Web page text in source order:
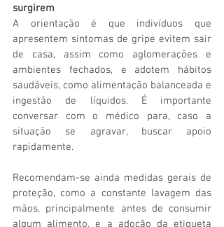
surgirem
A orientação é que indivíduos que
apresentem sintomas de gripe evitem sair
de casa, assim como aglomerações e
ambientes fechados, e adotem hábitos
saudáveis, como alimentação balanceada e
ingestão de líquidos. É importante
conversar com o médico para, caso a
situação se agravar, buscar apoio
rapidamente.
Recomendam-se ainda medidas gerais de
proteção, como a constante lavagem das
mãos, principalmente antes de consumir
algum alimento, e a adoção da etiqueta